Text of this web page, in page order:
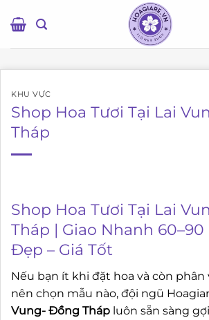
qua
KHU VỰC
Shop Hoa Tươi Tại Lai
Tháp
Shop Hoa Tươi Tại Lai
Tháp | Giao Nhanh 60–90
Đẹp – Giá Tốt
Nếu bạn ít khi đặt hoa và còn
nên chọn mẫu nào, đội ngũ
Vung- Đồng Tháp luôn sẵn sàng